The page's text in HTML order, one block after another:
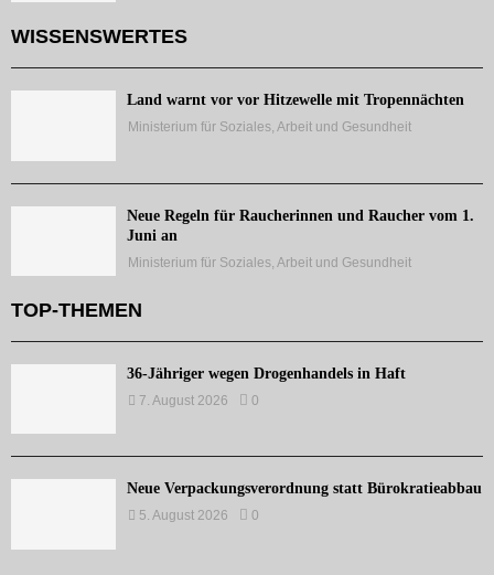
WISSENSWERTES
Land warnt vor vor Hitzewelle mit Tropennächten
Ministerium für Soziales, Arbeit und Gesundheit
Neue Regeln für Raucherinnen und Raucher vom 1.
Juni an
Ministerium für Soziales, Arbeit und Gesundheit
TOP-THEMEN
36-Jähriger wegen Drogenhandels in Haft
7. August 2026 0
Neue Verpackungsverordnung statt Bürokratieabbau
5. August 2026 0